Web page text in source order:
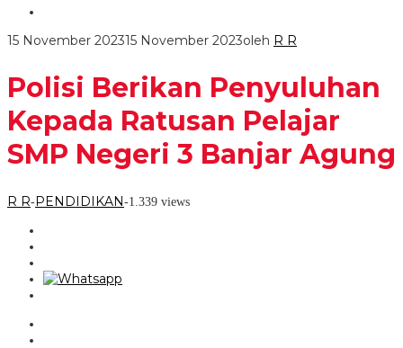
15 November 202315 November 2023oleh R R
Polisi Berikan Penyuluhan
Kepada Ratusan Pelajar
SMP Negeri 3 Banjar Agung
R R-PENDIDIKAN-1.339 views